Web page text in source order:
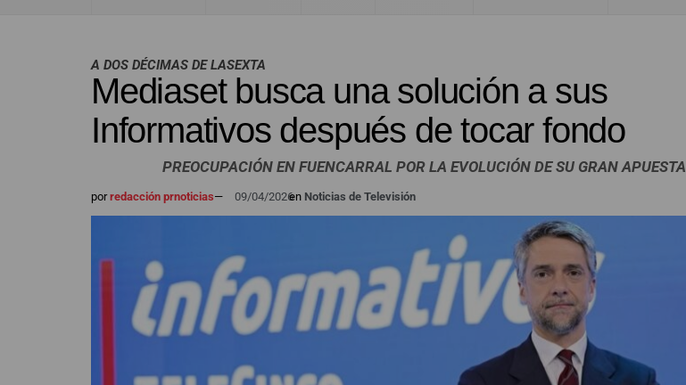
A DOS DÉCIMAS DE LASEXTA
Mediaset busca una solución a sus
Informativos después de tocar fondo
PREOCUPACIÓN EN FUENCARRAL POR LA EVOLUCIÓN DE SU GRAN APUESTA
porredacción prnoticias— 09/04/2026en Noticias de Televisión